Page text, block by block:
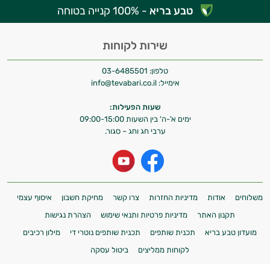
טבע בריא - 100% קנייה בטוחה
שירות לקוחות
טלפון: 03-6485501
אימייל: info@tevabari.co.il
שעות הפעילות:
ימים א'-ה' בין השעות 09:00-15:00
ערבי חג וחג – סגור.
משלוחים אודות מדיניות החזרות צרו קשר מחיקת חשבון
איסוף עצמי
תקנון האתר
מדיניות פרטיות ותנאי שימוש
הצהרת נגישות
מועדון טבע בריא
תכנית שותפים תכנית שותפים נוטרי די
מילון רכיבים
לקוחות ממליצים
ביטול עסקה
המטרה שלי היא להתאים עבורך המלצות
אישיות מבוססות מדעית.
זה הזמן להתחיל. איך אוכל לעזור?